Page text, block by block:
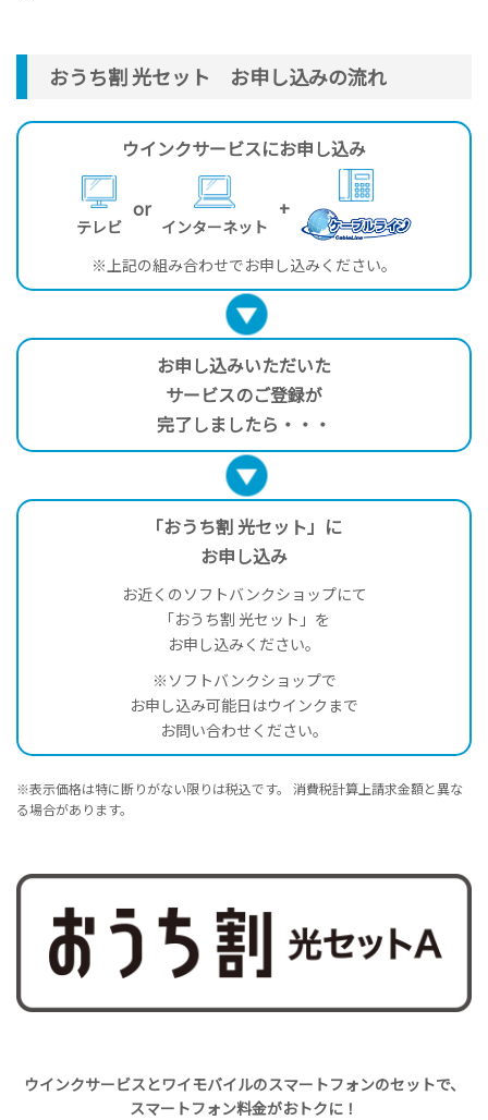
おうち割 光セット お申し込みの流れ
ウインクサービスにお申し込み
テレビ
or
インターネット
+
※上記の組み合わせでお申し込みください。
お申し込みいただいた
サービスのご登録が
完了しましたら・・・
「おうち割 光セット」に
お申し込み
お近くのソフトバンクショップにて
「おうち割 光セット」を
お申し込みください。
※ソフトバンクショップで
お申し込み可能日はウインクまで
お問い合わせください。
※表示価格は特に断りがない限りは税込です。 消費税計算上請求金額と異な
る場合があります。
ウインクサービスとワイモバイルのスマートフォンのセットで、
スマートフォン料金がおトクに！